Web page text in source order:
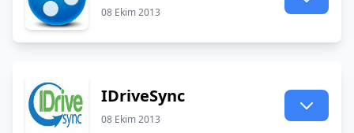
08 Ekim 2013
IDriveSync
08 Ekim 2013